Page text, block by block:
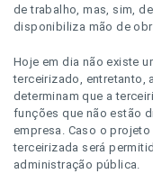
de trabalho, mas, sim,
disponibiliza mão de
Hoje em dia não existe
terceirizado, entretanto,
determinam que a
funções que não estão
empresa. Caso o
terceirizada será
administração pública.